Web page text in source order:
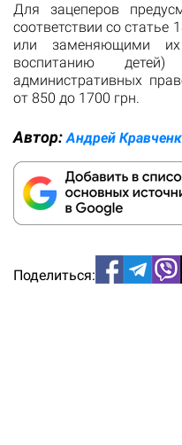
Для зацеперов
соответствии со статье
или заменяющими
воспитанию
административных
от 850 до 1700 грн.
Автор:Андрей
Поделиться: